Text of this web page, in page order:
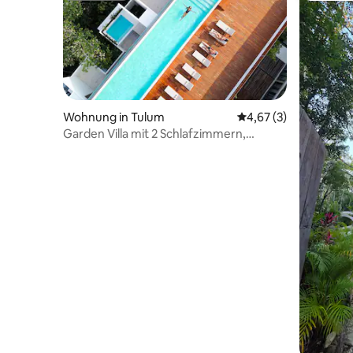
Wohnung in Tulum Durchschnittliche
4,67 (3)
Garden Villa mit 2 Schlafzimmern,